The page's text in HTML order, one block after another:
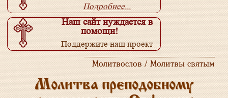
Подробнее...
Наш сайт нуждается в
помощи!
Поддержите наш проект
Подробнее...
Молитвослов / Молитвы святым
Молитва преподобному